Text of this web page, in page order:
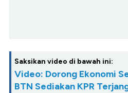
Saksikan video di bawah ini:
Video: Dorong Ekonomi
BTN Sediakan KPR